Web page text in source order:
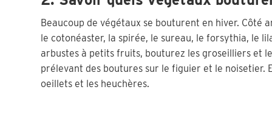
Beaucoup de végétaux se bouturent en hiver. Côté
le cotonéaster, la spirée, le sureau, le forsythia, le
arbustes à petits fruits, bouturez les groseilliers et
prélevant des boutures sur le figuier et le noisetier.
oeillets et les heuchères.